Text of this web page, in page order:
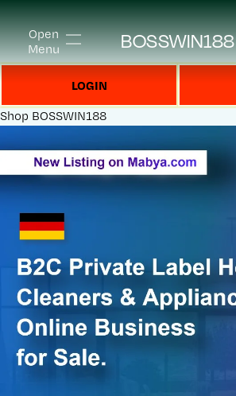
Open
Menu
BOSSWIN188
LOGIN
Shop BOSSWIN188